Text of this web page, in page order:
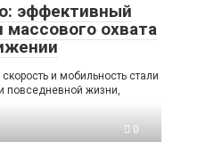
эффективный
охвата
и мобильность стали
жизни,
0